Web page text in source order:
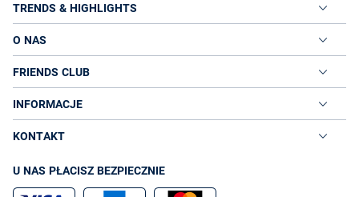
TRENDS & HIGHLIGHTS
O NAS
FRIENDS CLUB
INFORMACJE
KONTAKT
U NAS PŁACISZ BEZPIECZNIE